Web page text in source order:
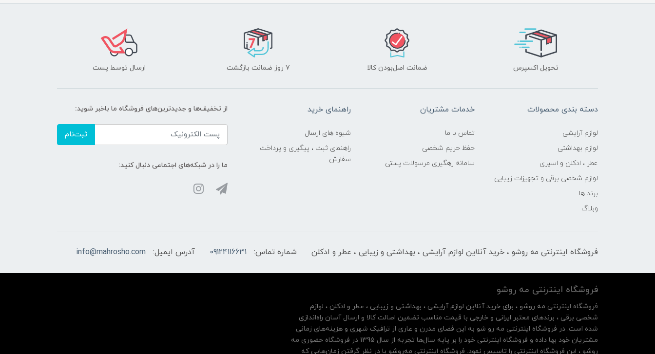
تحویل اکسپرس ضمانت اصل‌بودن کالا ۷ روز ضمانت بازگشت ارسال توسط پست
دسته بندی محصولات
لوازم آرایشی
لوازم بهداشتی
عطر ، ادکلن و اسپری
لوازم شخصی برقی و تجهیزات زیبایی
برند ها
وبلاگ
خدمات مشتریان
تماس با ما
حفظ حریم شخصی
سامانه رهگیری مرسولات پستی
راهنمای خرید
شیوه های ارسال
راهنمای ثبت ، پیگیری و پرداخت
سفارش
از تخفیف‌ها و جدیدترین‌های فروشگاه ما باخبر شوید:
ثبت‌نام
ما را در شبکه‌های اجتماعی دنبال کنید:
فروشگاه اینترنتی مه‌ رو‌شو ، خرید آنلاین لوازم آرایشی ، بهداشتی و زیبایی ، عطر و ادکلن شماره تماس: 09124116631 آدرس ایمیل: info@mahrosho.com
فروشگاه اینترنتی مه‌ رو‌شو
فروشگاه اینترنتی مه‌ رو‌شو ، برای خرید آنلاین لوازم آرایشی ، بهداشتی و زیبایی ، عطر و ادکلن ، لوازم
شخصی برقی ، برندهای معتبر ایرانی و خارجی با قیمت مناسب تضمین اصالت کالا و ارسال آسان راه‌اندازی
شده است. در فروشگاه اینترنتی مه رو شو به این فضای مدرن و عاری از ترافیک شهری و هزینه‌های زمانی
مشتریان خود بها داده و فروشگاه اینترنتی خود را بر پایه سال‌ها تجربه از سال 1395 در فروشگاه حضوری مه
روشو ، این فروشگاه اینترنتی را تاسیس نمود. فروشگاه اینترنتی مه‌رو‌شو با در نظر گرفتن زمان‌هایی که